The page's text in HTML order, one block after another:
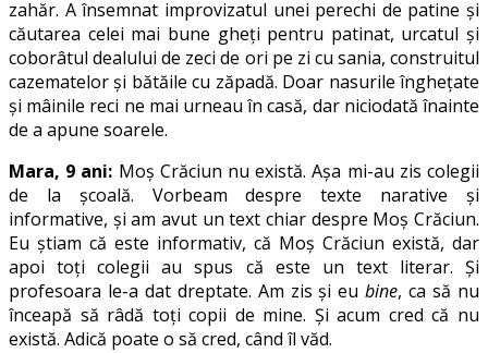
zahăr. A însemnat improvizatul unei perechi de patine și
căutarea celei mai bune gheți pentru patinat, urcatul și
coborâtul dealului de zeci de ori pe zi cu sania, construitul
cazematelor și bătăile cu zăpadă. Doar nasurile înghețate
și mâinile reci ne mai urneau în casă, dar niciodată înainte
de a apune soarele.
Mara, 9 ani: Moș Crăciun nu există. Așa mi-au zis colegii
de la școală. Vorbeam despre texte narative și
informative, și am avut un text chiar despre Moș Crăciun.
Eu știam că este informativ, că Moș Crăciun există, dar
apoi toți colegii au spus că este un text literar. Și
profesoara le-a dat dreptate. Am zis și eubine, ca să nu
înceapă să râdă toți copii de mine. Și acum cred că nu
există. Adică poate o să cred, când îl văd.